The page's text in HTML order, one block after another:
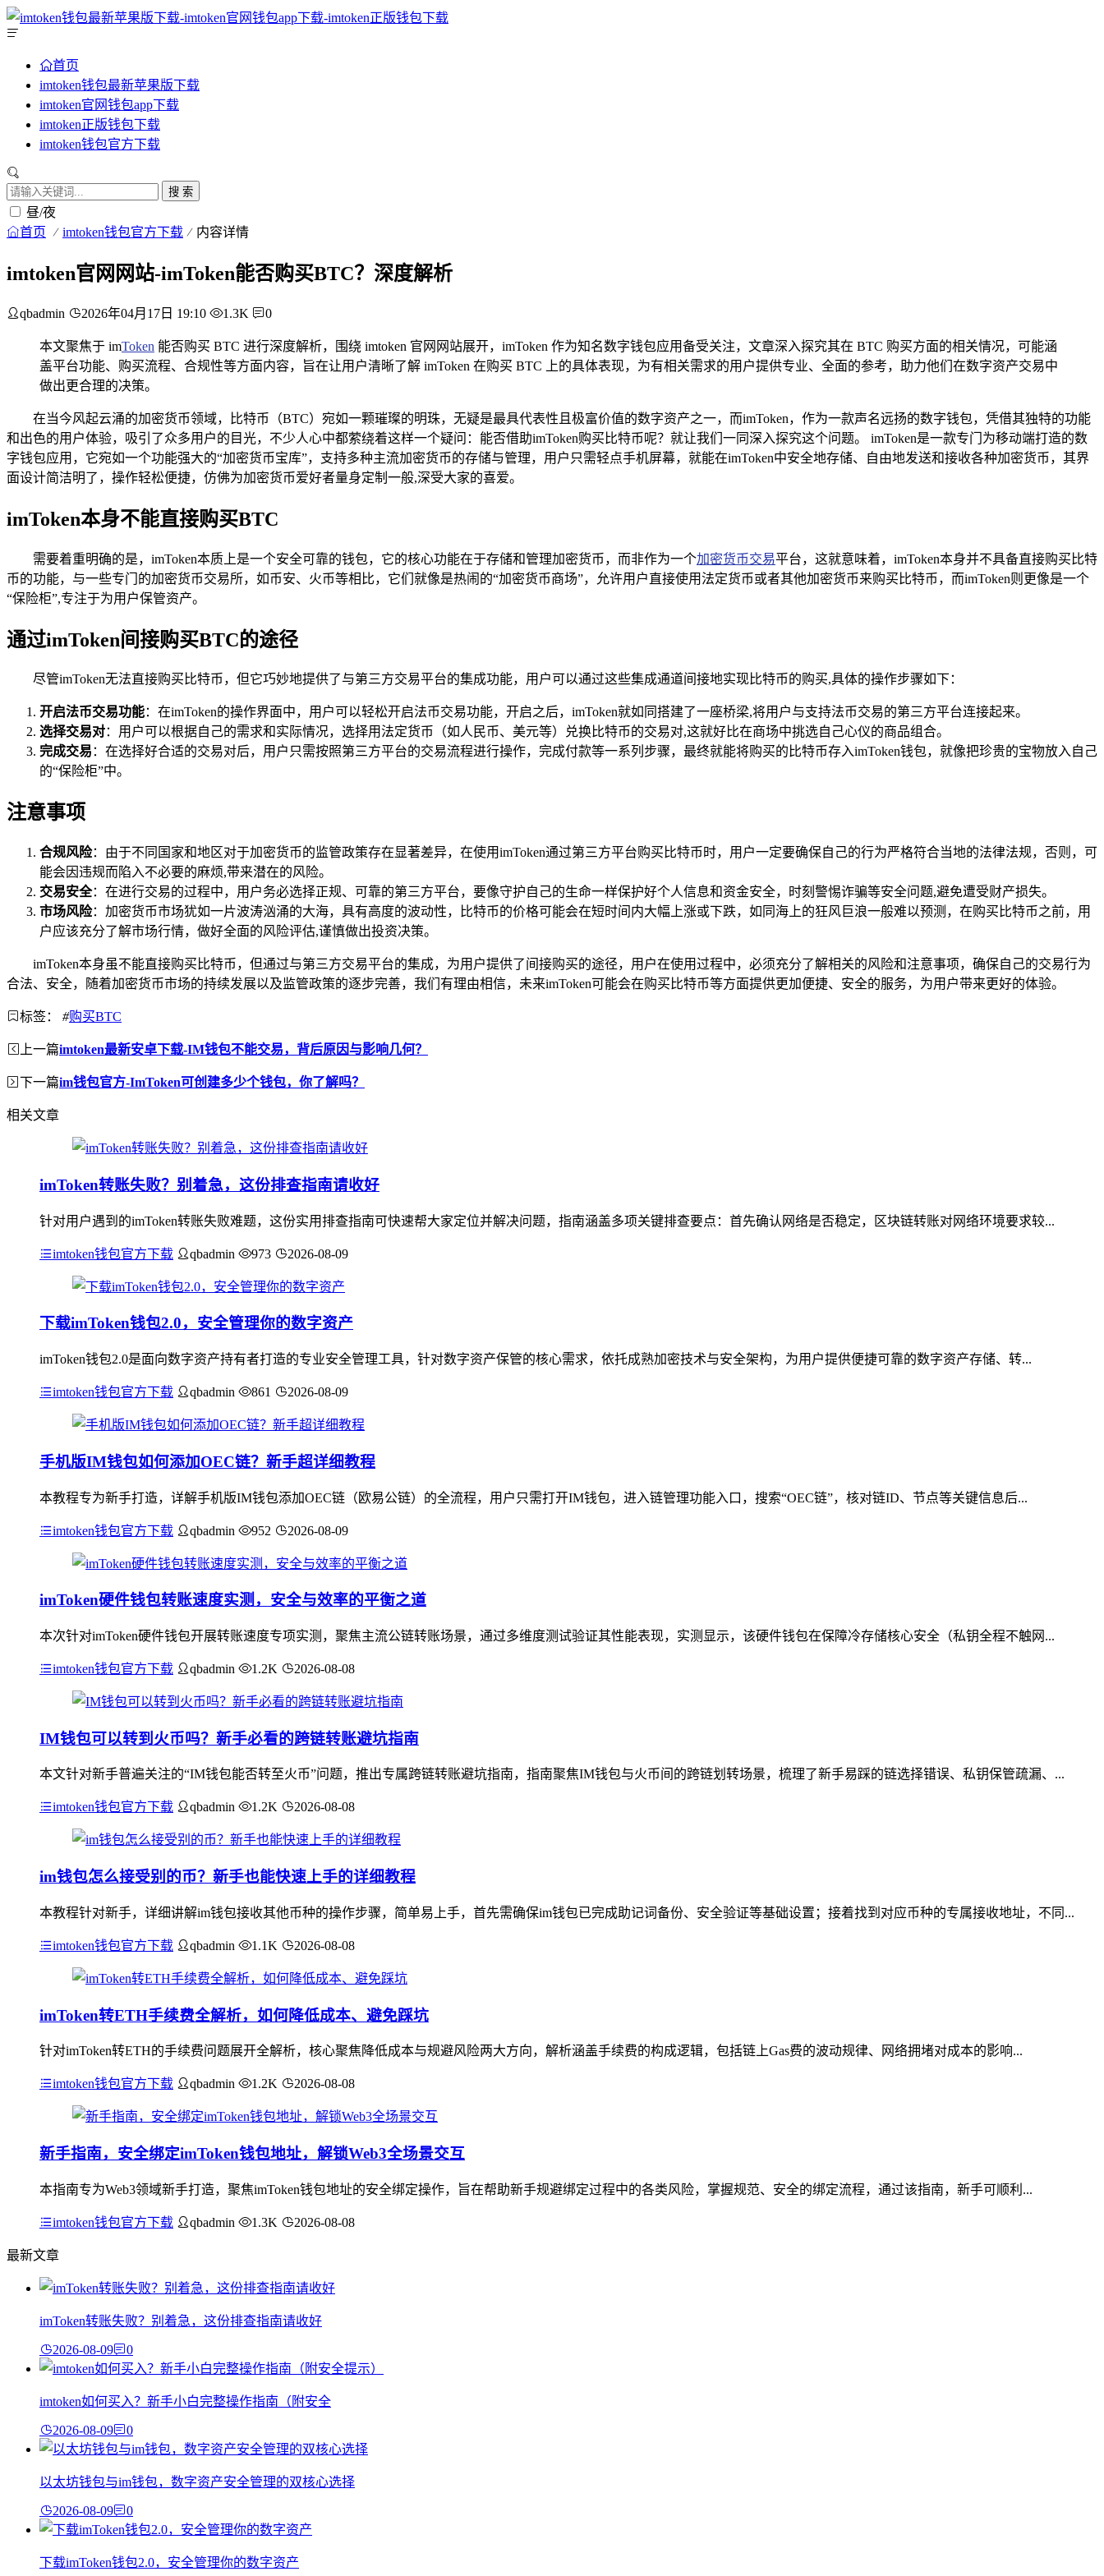
首页
imtoken钱包最新苹果版下载
imtoken官网钱包app下载
imtoken正版钱包下载
imtoken钱包官方下载
搜 索
昼/夜
首页 imtoken钱包官方下载 内容详情
imtoken官网网站-imToken能否购买BTC？深度解析
qbadmin 2026年04月17日 19:10 1.3K 0
本文聚焦于 imToken 能否购买 BTC 进行深度解析，围绕 imtoken 官网网站展开，imToken 作为知名数字钱包应用备受关注，文章深入探究其在 BTC 购买方面的相关情况，可能涵
盖平台功能、购买流程、合规性等方面内容，旨在让用户清晰了解 imToken 在购买 BTC 上的具体表现，为有相关需求的用户提供专业、全面的参考，助力他们在数字资产交易中
做出更合理的决策。
在当今风起云涌的加密货币领域，比特币（BTC）宛如一颗璀璨的明珠，无疑是最具代表性且极富价值的数字资产之一，而imToken，作为一款声名远扬的数字钱包，凭借其独特的功能
和出色的用户体验，吸引了众多用户的目光，不少人心中都萦绕着这样一个疑问：能否借助imToken购买比特币呢？就让我们一同深入探究这个问题。 imToken是一款专门为移动端打造的数
字钱包应用，它宛如一个功能强大的“加密货币宝库”，支持多种主流加密货币的存储与管理，用户只需轻点手机屏幕，就能在imToken中安全地存储、自由地发送和接收各种加密货币，其界
面设计简洁明了，操作轻松便捷，仿佛为加密货币爱好者量身定制一般,深受大家的喜爱。
imToken本身不能直接购买BTC
需要着重明确的是，imToken本质上是一个安全可靠的钱包，它的核心功能在于存储和管理加密货币，而非作为一个加密货币交易平台，这就意味着，imToken本身并不具备直接购买比特
币的功能，与一些专门的加密货币交易所，如币安、火币等相比，它们就像是热闹的“加密货币商场”，允许用户直接使用法定货币或者其他加密货币来购买比特币，而imToken则更像是一个
“保险柜”,专注于为用户保管资产。
通过imToken间接购买BTC的途径
尽管imToken无法直接购买比特币，但它巧妙地提供了与第三方交易平台的集成功能，用户可以通过这些集成通道间接地实现比特币的购买,具体的操作步骤如下：
开启法币交易功能：在imToken的操作界面中，用户可以轻松开启法币交易功能，开启之后，imToken就如同搭建了一座桥梁,将用户与支持法币交易的第三方平台连接起来。
选择交易对：用户可以根据自己的需求和实际情况，选择用法定货币（如人民币、美元等）兑换比特币的交易对,这就好比在商场中挑选自己心仪的商品组合。
完成交易 ：在选择好合适的交易对后，用户只需按照第三方平台的交易流程进行操作，完成付款等一系列步骤，最终就能将购买的比特币存入imToken钱包，就像把珍贵的宝物放入自己
的“保险柜”中。
注意事项
合规风险：由于不同国家和地区对于加密货币的监管政策存在显著差异，在使用imToken通过第三方平台购买比特币时，用户一定要确保自己的行为严格符合当地的法律法规，否则，可
能会因违规而陷入不必要的麻烦,带来潜在的风险。
交易安全：在进行交易的过程中，用户务必选择正规、可靠的第三方平台，要像守护自己的生命一样保护好个人信息和资金安全，时刻警惕诈骗等安全问题,避免遭受财产损失。
市场风险：加密货币市场犹如一片波涛汹涌的大海，具有高度的波动性，比特币的价格可能会在短时间内大幅上涨或下跌，如同海上的狂风巨浪一般难以预测，在购买比特币之前，用
户应该充分了解市场行情，做好全面的风险评估,谨慎做出投资决策。
imToken本身虽不能直接购买比特币，但通过与第三方交易平台的集成，为用户提供了间接购买的途径，用户在使用过程中，必须充分了解相关的风险和注意事项，确保自己的交易行为
合法、安全，随着加密货币市场的持续发展以及监管政策的逐步完善，我们有理由相信，未来imToken可能会在购买比特币等方面提供更加便捷、安全的服务，为用户带来更好的体验。
标签： #购买BTC
上一篇imtoken最新安卓下载-IM钱包不能交易，背后原因与影响几何？
下一篇im钱包官方-ImToken可创建多少个钱包，你了解吗？
相关文章
imToken转账失败？别着急，这份排查指南请收好
针对用户遇到的imToken转账失败难题，这份实用排查指南可快速帮大家定位并解决问题，指南涵盖多项关键排查要点：首先确认网络是否稳定，区块链转账对网络环境要求较...
imtoken钱包官方下载 qbadmin 973 2026-08-09
下载imToken钱包2.0，安全管理你的数字资产
imToken钱包2.0是面向数字资产持有者打造的专业安全管理工具，针对数字资产保管的核心需求，依托成熟加密技术与安全架构，为用户提供便捷可靠的数字资产存储、转...
imtoken钱包官方下载 qbadmin 861 2026-08-09
手机版IM钱包如何添加OEC链？新手超详细教程
本教程专为新手打造，详解手机版IM钱包添加OEC链（欧易公链）的全流程，用户只需打开IM钱包，进入链管理功能入口，搜索“OEC链”，核对链ID、节点等关键信息后...
imtoken钱包官方下载 qbadmin 952 2026-08-09
imToken硬件钱包转账速度实测，安全与效率的平衡之道
本次针对imToken硬件钱包开展转账速度专项实测，聚焦主流公链转账场景，通过多维度测试验证其性能表现，实测显示，该硬件钱包在保障冷存储核心安全（私钥全程不触网...
imtoken钱包官方下载 qbadmin 1.2K 2026-08-08
IM钱包可以转到火币吗？新手必看的跨链转账避坑指南
本文针对新手普遍关注的“IM钱包能否转至火币”问题，推出专属跨链转账避坑指南，指南聚焦IM钱包与火币间的跨链划转场景，梳理了新手易踩的链选择错误、私钥保管疏漏、...
imtoken钱包官方下载 qbadmin 1.2K 2026-08-08
im钱包怎么接受别的币？新手也能快速上手的详细教程
本教程针对新手，详细讲解im钱包接收其他币种的操作步骤，简单易上手，首先需确保im钱包已完成助记词备份、安全验证等基础设置；接着找到对应币种的专属接收地址，不同...
imtoken钱包官方下载 qbadmin 1.1K 2026-08-08
imToken转ETH手续费全解析，如何降低成本、避免踩坑
针对imToken转ETH的手续费问题展开全解析，核心聚焦降低成本与规避风险两大方向，解析涵盖手续费的构成逻辑，包括链上Gas费的波动规律、网络拥堵对成本的影响...
imtoken钱包官方下载 qbadmin 1.2K 2026-08-08
新手指南，安全绑定imToken钱包地址，解锁Web3全场景交互
本指南专为Web3领域新手打造，聚焦imToken钱包地址的安全绑定操作，旨在帮助新手规避绑定过程中的各类风险，掌握规范、安全的绑定流程，通过该指南，新手可顺利...
imtoken钱包官方下载 qbadmin 1.3K 2026-08-08
最新文章
imToken转账失败？别着急，这份排查指南请收好
2026-08-09 0
imtoken如何买入？新手小白完整操作指南（附安全
2026-08-09 0
以太坊钱包与im钱包，数字资产安全管理的双核心选择
2026-08-09 0
下载imToken钱包2.0，安全管理你的数字资产